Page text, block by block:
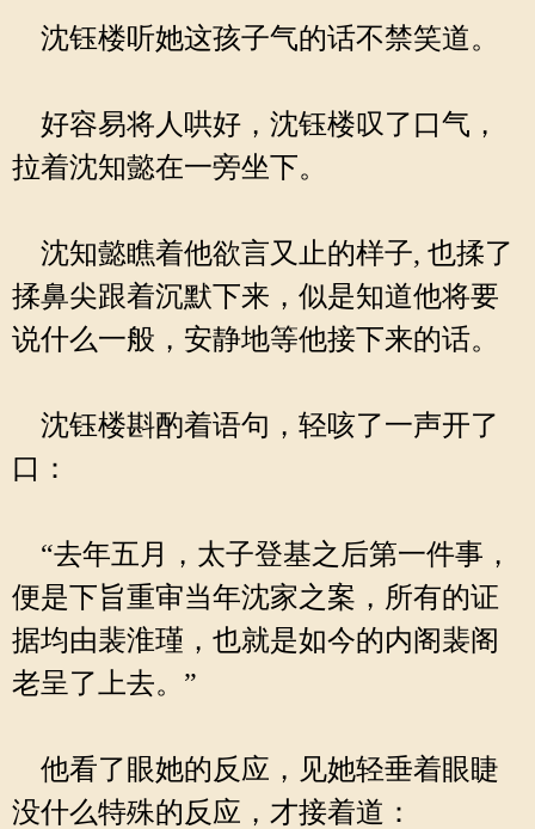
沈钰楼听她这孩子气的话不禁笑道。
好容易将人哄好，沈钰楼叹了口气，
拉着沈知懿在一旁坐下。
沈知懿瞧着他欲言又止的样子, 也揉了
揉鼻尖跟着沉默下来，似是知道他将要
说什么一般，安静地等他接下来的话。
沈钰楼斟酌着语句，轻咳了一声开了
口：
“去年五月，太子登基之后第一件事，
便是下旨重审当年沈家之案，所有的证
据均由裴淮瑾，也就是如今的内阁裴阁
老呈了上去。”
他看了眼她的反应，见她轻垂着眼睫
没什么特殊的反应，才接着道：